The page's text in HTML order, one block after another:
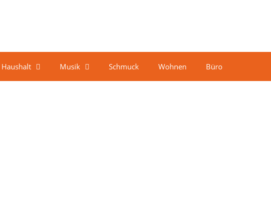
Haushalt Musik Schmuck Wohnen Büro